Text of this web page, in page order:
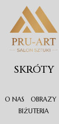
SKRÓTY
O NAS OBRAZY
BIŻUTERIA